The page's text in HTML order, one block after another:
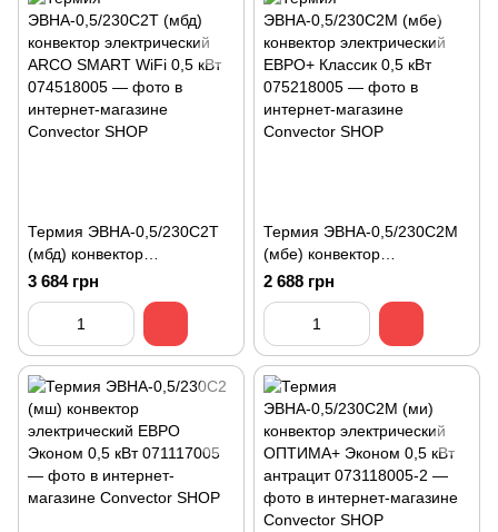
Термия ЭВНА-0,5/230С2T
(мбд) конвектор
электрический ARCO
SMART WiFi 0,5 кВт
3 684 грн
Термия ЭВНА-0,5/230С2М
(мбе) конвектор
электрический ЕВРО+
Классик 0,5 кВт
2 688 грн